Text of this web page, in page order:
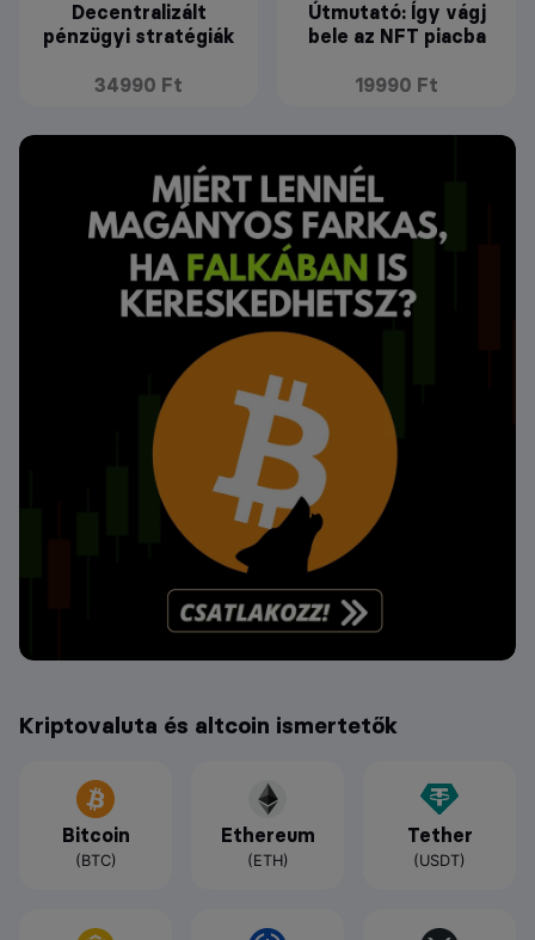
Decentralizált
pénzügyi stratégiák
34990 Ft
Útmutató: Így vágj
bele az NFT piacba
19990 Ft
Kriptovaluta és altcoin ismertetők
Bitcoin
(BTC)
Ethereum
(ETH)
Tether
(USDT)